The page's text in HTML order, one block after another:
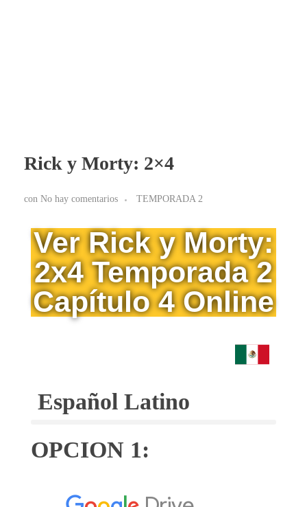
Rick y Morty: 2×4
con No hay comentarios TEMPORADA 2
Ver Rick y Morty:
2x4 Temporada 2
Capítulo 4 Online
Español Latino
OPCION 1: